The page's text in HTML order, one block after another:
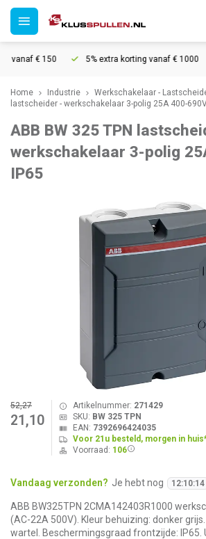
€ 150 5% extra korting vanaf € 1000
Home Industrie Werkschakelaar -
lastscheider - werkschakelaar 3-polig 25A 400-
ABB BW 325 TPN
werkschakelaar 3-polig
IP65
52,27
21,10
Artikelnummer: 271429
SKU: BW 325 TPN
EAN: 7392696424035
Voor 21u besteld, morgen in
Voorraad: 106
Vandaag verzonden? Je hebt nog 12:10:14
ABB BW325TPN 2CMA142403R1000
(AC-22A 500V). Kleur behuizing: donker
wartel. Beschermingsgraad frontzijde: IP65.